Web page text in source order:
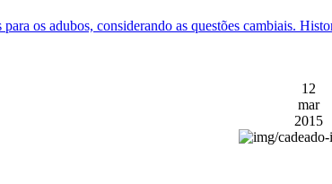
os adubos, considerando as questões cambiais.
12
mar
2015